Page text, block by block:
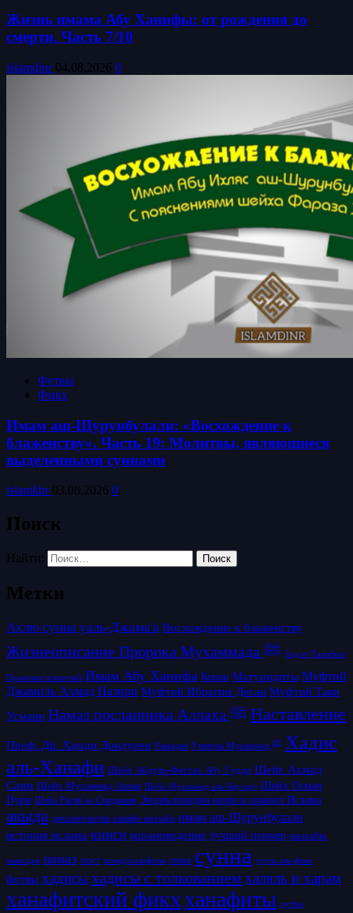
Жизнь имама Абу Ханифы: от рождения до
смерти. Часть 7/10
islamdinr 04.08.2026 0
Фетвы
Фикх
Имам аш-Шурунбулали: «Восхождение к
блаженству». Часть 19: Молитвы, являющиеся
выделенными суннами
islamkbr 03.08.2026 0
Поиск
Найти:
Метки
Ахлю сунна уаль-Джама'а Восхождение к блаженству
Жизнеописание Пророка Мухаммада ﷺ Зад ат-Талибин/
Провизия искателей Имам Абу Ханифа Коран Матуридиты Муфтий
Джамиль Ахмад Назири Муфтий Ибрагим Десаи Муфтий Таки
Усмани
Намаз посланника Аллаха ﷺ Наставление
Проф. Др. Хамди Дондурен Рамадан Учитель Мухаммад ﷺ Хадис
аль-Ханафи Шейх Абдуль-Фаттах Абу Гудда Шейх Ахмад
Саим Шейх Мухаммад Ашик Шейх Мухаммад аль-Каусари Шейх Осман
Нури Шейх Рагиб ас-Сирджани Энциклопедия норм и правил Ислама
акыда доказательства ханафи мазхаба имам аш-Шурунбулали
история ислама книги корановедение лучший пример мазхабы
манхадж намаз пост псевдосалафиты семья сунна усуль аль-фикх
фетвы хадисыхадисы с толкованием халяль и харам
ханафитский фикхханафиты хутбы